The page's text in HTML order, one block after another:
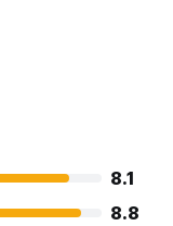
8.1
8.8